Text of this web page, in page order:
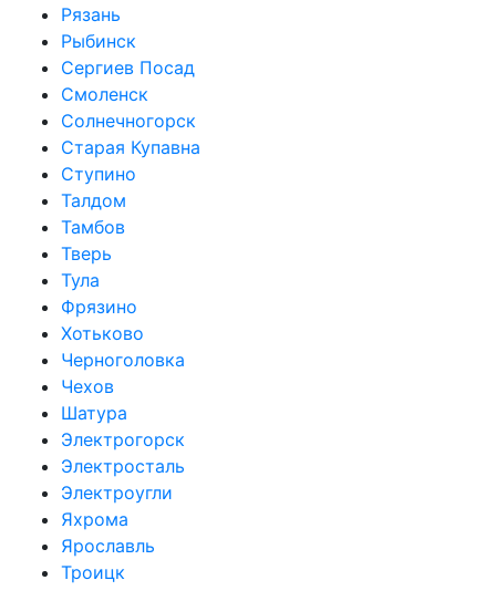
Рязань
Рыбинск
Сергиев Посад
Смоленск
Солнечногорск
Старая Купавна
Ступино
Талдом
Тамбов
Тверь
Тула
Фрязино
Хотьково
Черноголовка
Чехов
Шатура
Электрогорск
Электросталь
Электроугли
Яхрома
Ярославль
Троицк